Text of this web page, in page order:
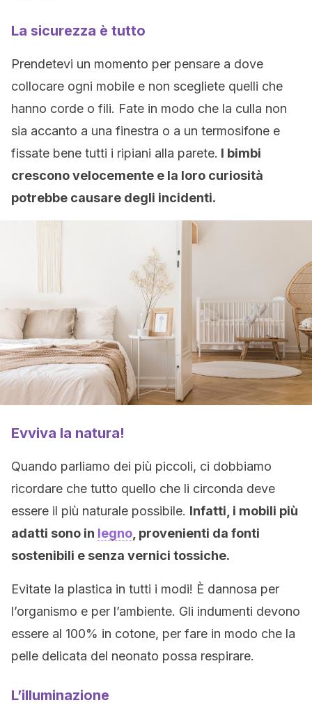
La sicurezza è tutto
Prendetevi un momento per pensare a dove
collocare ogni mobile e non scegliete quelli che
hanno corde o fili. Fate in modo che la culla non
sia accanto a una finestra o a un termosifone e
fissate bene tutti i ripiani alla parete. I bimbi
crescono velocemente e la loro curiosità
potrebbe causare degli incidenti.
Evviva la natura!
Quando parliamo dei più piccoli, ci dobbiamo
ricordare che tutto quello che li circonda deve
essere il più naturale possibile. Infatti, i mobili più
adatti sono in legno , provenienti da fonti
sostenibili e senza vernici tossiche.
Evitate la plastica in tutti i modi! È dannosa per
l’organismo e per l’ambiente. Gli indumenti devono
essere al 100% in cotone, per fare in modo che la
pelle delicata del neonato possa respirare.
L’illuminazione